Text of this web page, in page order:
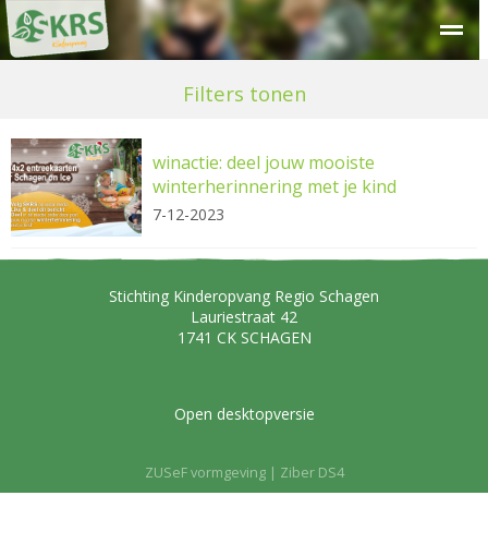
Kinderdagverblijf Peuteropvang
Filters tonen
winactie: deel jouw mooiste
winterherinnering met je kind
7-12-2023
Stichting Kinderopvang Regio Schagen
Lauriestraat 42
1741 CK SCHAGEN
Open desktopversie
ZUSeF vormgeving | Ziber DS4